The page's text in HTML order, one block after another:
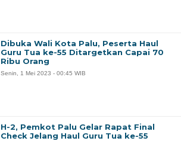
Dibuka Wali Kota Palu, Peserta Haul
Guru Tua ke-55 Ditargetkan Capai 70
Ribu Orang
Senin, 1 Mei 2023 - 00:45 WIB
H-2, Pemkot Palu Gelar Rapat Final
Check Jelang Haul Guru Tua ke-55